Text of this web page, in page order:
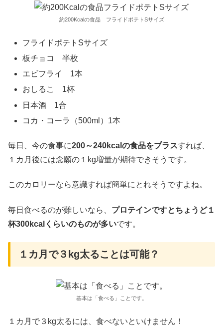
約200Kcalの食品 フライドポテトSサイズ
フライドポテトSサイズ
板チョコ 半枚
エビフライ 1本
おしるこ 1杯
日本酒 1合
コカ・コーラ（500ml）1本
毎日、今の食事に200～240kcalの食品をプラスすれば、
１カ月後には念願の１kg増量が期待できそうです。
このカロリーなら意識すれば簡単にとれそうですよね。
毎日食べるのが難しいなら、 プロテインですとちょうど１
杯300kcalくらいのものが多いです。
１カ月で３kg太ることは可能？
基本は「食べる」ことです。
１カ月で３kg太るには、食べないといけません！